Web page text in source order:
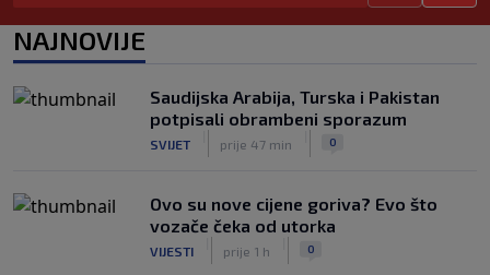
otvaranju Ramljakova turnira
SK
|
prije 4 h
Trener Žalgirisa ne odustaje: ‘Vidi se
iznenaditi na Poljudu’
SK
|
prije 5 h
NAJNOVIJE
Saudijska Arabija, Turska i Pakistan
potpisali obrambeni sporazum
SVIJET prije 47 min 0
Ovo su nove cijene goriva? Evo što
vozače čeka od utorka
VIJESTI prije 1 h 0